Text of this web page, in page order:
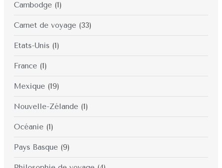
Cambodge (1)
Carnet de voyage (33)
Etats-Unis (1)
France (1)
Mexique (19)
Nouvelle-Zélande (1)
Océanie (1)
Pays Basque (9)